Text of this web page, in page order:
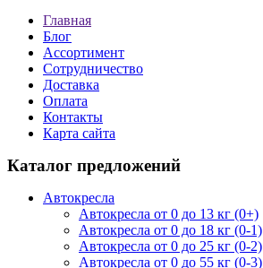
Главная
Блог
Ассортимент
Сотрудничество
Доставка
Оплата
Контакты
Карта сайта
Каталог предложений
Автокресла
Автокресла от 0 до 13 кг (0+)
Автокресла от 0 до 18 кг (0-1)
Автокресла от 0 до 25 кг (0-2)
Автокресла от 0 до 55 кг (0-3)